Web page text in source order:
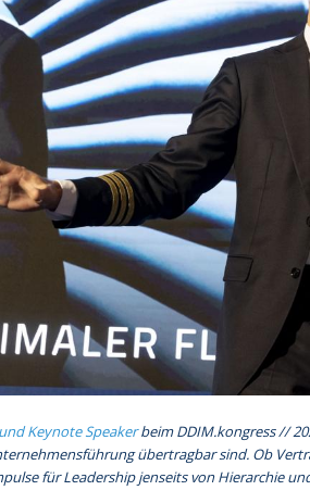
Keynote Speakerbeim DDIM.kongress //
übertragbar sind. Ob
für Leadership jenseits von Hierarchie